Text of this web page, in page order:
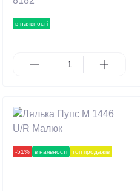
в наявності
-51% в наявності топ продажів